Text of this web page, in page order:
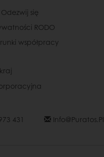
się
RODO
współpracy
431 Info@puratos.pl